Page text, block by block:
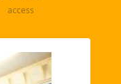
access